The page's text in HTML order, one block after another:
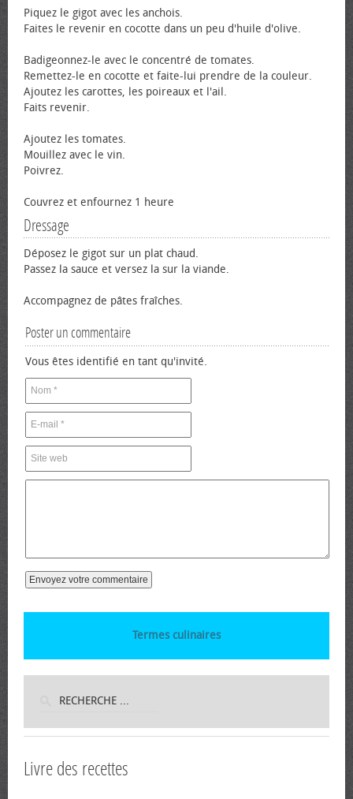
Piquez le gigot avec les anchois.
Faites le revenir en cocotte dans un peu d'huile d'olive.
Badigeonnez-le avec le concentré de tomates.
Remettez-le en cocotte et faite-lui prendre de la couleur.
Ajoutez les carottes, les poireaux et l'ail.
Faits revenir.
Ajoutez les tomates.
Mouillez avec le vin.
Poivrez.
Couvrez et enfournez 1 heure
Dressage
Déposez le gigot sur un plat chaud.
Passez la sauce et versez la sur la viande.
Accompagnez de pâtes fraîches.
Poster un commentaire
Vous êtes identifié en tant qu'invité.
Termes culinaires
Livre des recettes